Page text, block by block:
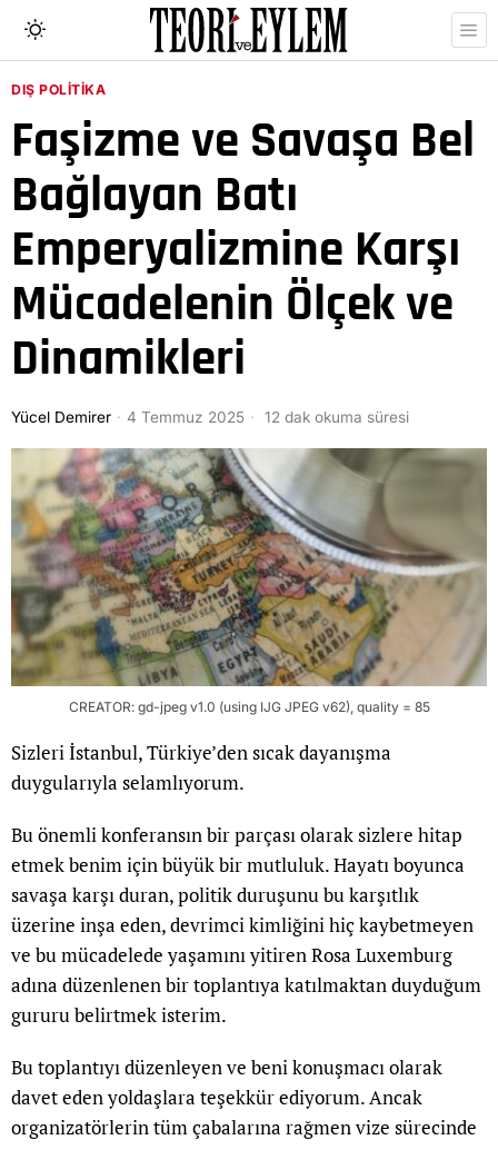
DIŞ POLITIKA
Faşizme ve Savaşa Bel
Bağlayan Batı
Emperyalizmine Karşı
Mücadelenin Ölçek ve
Dinamikleri
Yücel Demirer 4 Temmuz 2025 12 dak okuma süresi
CREATOR: gd-jpeg v1.0 (using IJG JPEG v62), quality = 85
Sizleri İstanbul, Türkiye’den sıcak dayanışma
duygularıyla selamlıyorum.
Bu önemli konferansın bir parçası olarak sizlere hitap
etmek benim için büyük bir mutluluk. Hayatı boyunca
savaşa karşı duran, politik duruşunu bu karşıtlık
üzerine inşa eden, devrimci kimliğini hiç kaybetmeyen
ve bu mücadelede yaşamını yitiren Rosa Luxemburg
adına düzenlenen bir toplantıya katılmaktan duyduğum
gururu belirtmek isterim.
Bu toplantıyı düzenleyen ve beni konuşmacı olarak
davet eden yoldaşlara teşekkür ediyorum. Ancak
organizatörlerin tüm çabalarına rağmen vize sürecinde